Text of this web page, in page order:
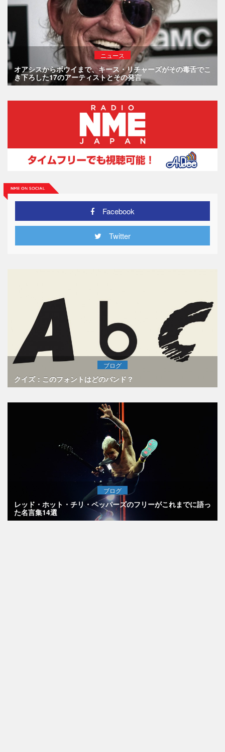
ニュース
オアシスからボウイまで、キース・リチャーズがその毒舌でこ
き下ろした17のアーティストとその発言
Facebook
Twitter
ブログ
クイズ：このフォントはどのバンド？
ブログ
レッド・ホット・チリ・ペッパーズのフリーがこれまでに語っ
た名言集14選